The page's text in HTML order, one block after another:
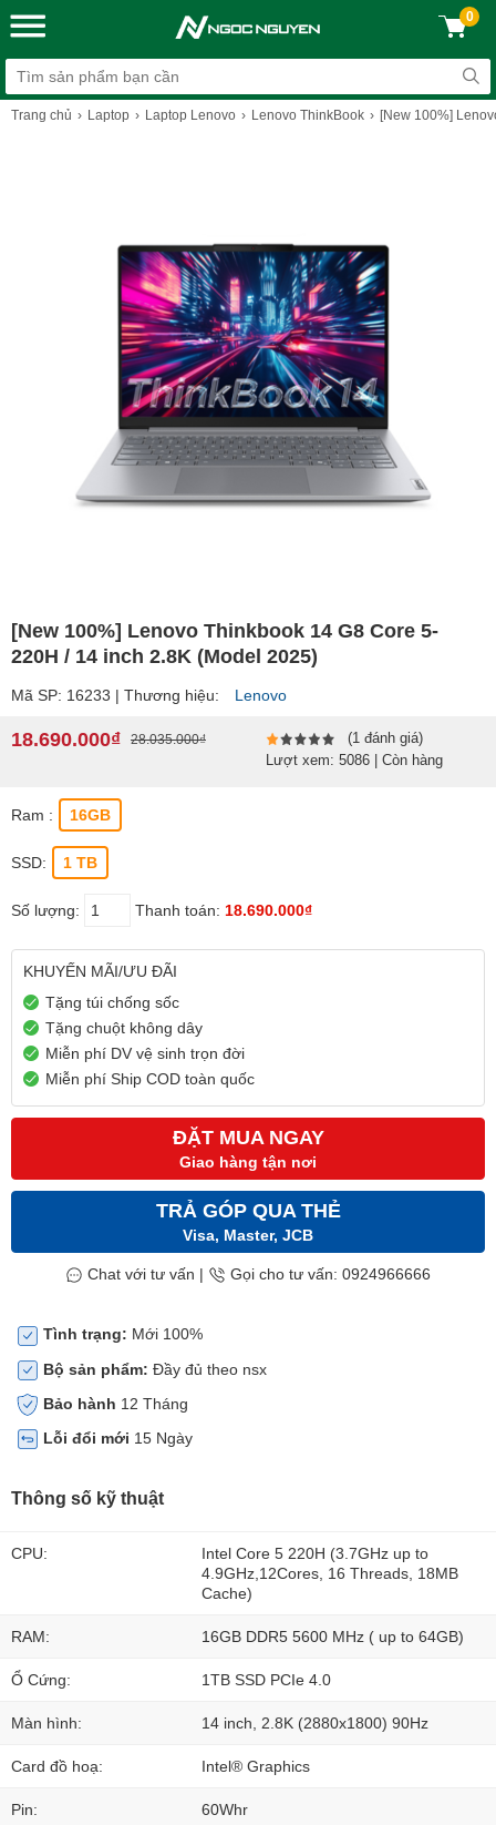
0
Trang chủ Laptop Laptop Lenovo Lenovo ThinkBook [New 100%]
[New 100%] Lenovo Thinkbook 14 G8 Core 5-
220H / 14 inch 2.8K (Model 2025)
Mã SP: 16233 | Thương hiệu: Lenovo
18.690.000₫ 28.035.000₫
(1 đánh giá)
Lượt xem: 5086 | Còn hàng
Ram : 16GB
SSD: 1 TB
Số lượng: Thanh toán: 18.690.000₫
KHUYẾN MÃI/ƯU ĐÃI
Tặng túi chống sốc
Tặng chuột không dây
Miễn phí DV vệ sinh trọn đời
Miễn phí Ship COD toàn quốc
ĐẶT MUA NGAY
Giao hàng tận nơi
TRẢ GÓP QUA THẺ
Visa, Master, JCB
Chat với tư vấn | Gọi cho tư vấn: 0924966666
Tình trạng: Mới 100%
Bộ sản phẩm: Đầy đủ theo nsx
Bảo hành 12 Tháng
Lỗi đổi mới 15 Ngày
Thông số kỹ thuật
CPU:
Intel Core 5 220H (3.7GHz up to
4.9GHz,12Cores, 16 Threads, 18MB
Cache)
RAM: 16GB DDR5 5600 MHz ( up to 64GB)
Ổ Cứng: 1TB SSD PCIe 4.0
Màn hình: 14 inch, 2.8K (2880x1800) 90Hz
Card đồ hoạ: Intel® Graphics
Pin: 60Whr